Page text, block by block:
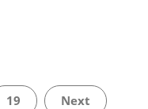
19 Next